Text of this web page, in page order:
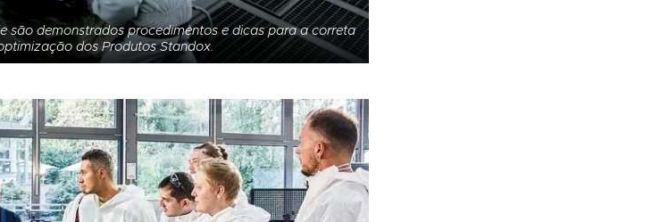
são demonstrados procedimentos e dicas para a correta
dos Produtos Standox.